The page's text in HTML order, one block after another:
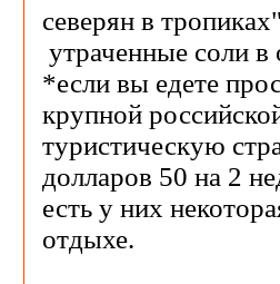
северян в
утраченные соли в
*если вы едете
крупной
туристическую
долларов 50 на 2
есть у них
отдыхе.